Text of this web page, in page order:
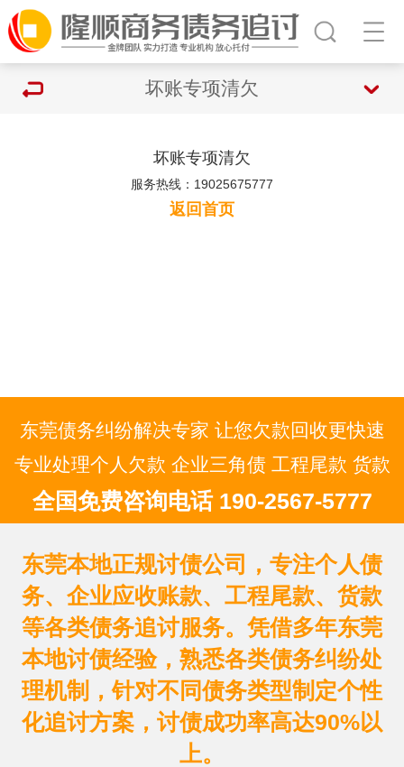
坏账专项清欠
坏账专项清欠
服务热线：19025675777
返回首页
东莞债务纠纷解决专家 让您欠款回收更快速
专业处理个人欠款 企业三角债 工程尾款 货款
全国免费咨询电话 190-2567-5777
东莞本地正规讨债公司，专注个人债
务、企业应收账款、工程尾款、货款
等各类债务追讨服务。凭借多年东莞
本地讨债经验，熟悉各类债务纠纷处
理机制，针对不同债务类型制定个性
化追讨方案，讨债成功率高达90%以
上。